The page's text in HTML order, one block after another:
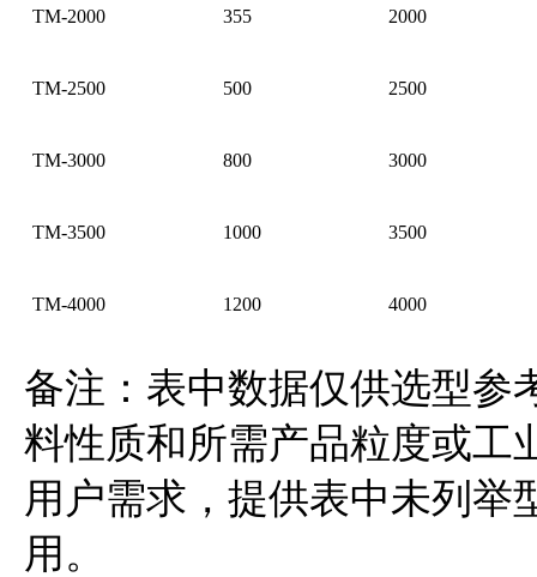
TM-2000 355 2000
TM-2500 500 2500
TM-3000 800 3000
TM-3500 1000 3500
TM-4000 1200 4000
备注：表中数据仅供选型参
料性质和所需产品粒度或工
用户需求，提供表中未列举
用。